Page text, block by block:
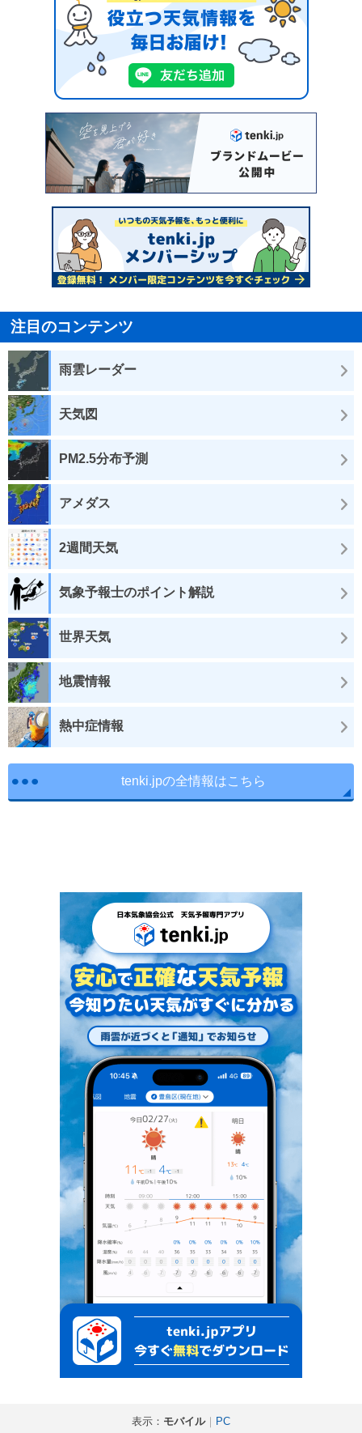
注目のコンテンツ
雨雲レーダー
天気図
PM2.5分布予測
アメダス
2週間天気
気象予報士のポイント解説
世界天気
地震情報
熱中症情報
tenki.jpの全情報はこちら
表示： モバイル｜ PC